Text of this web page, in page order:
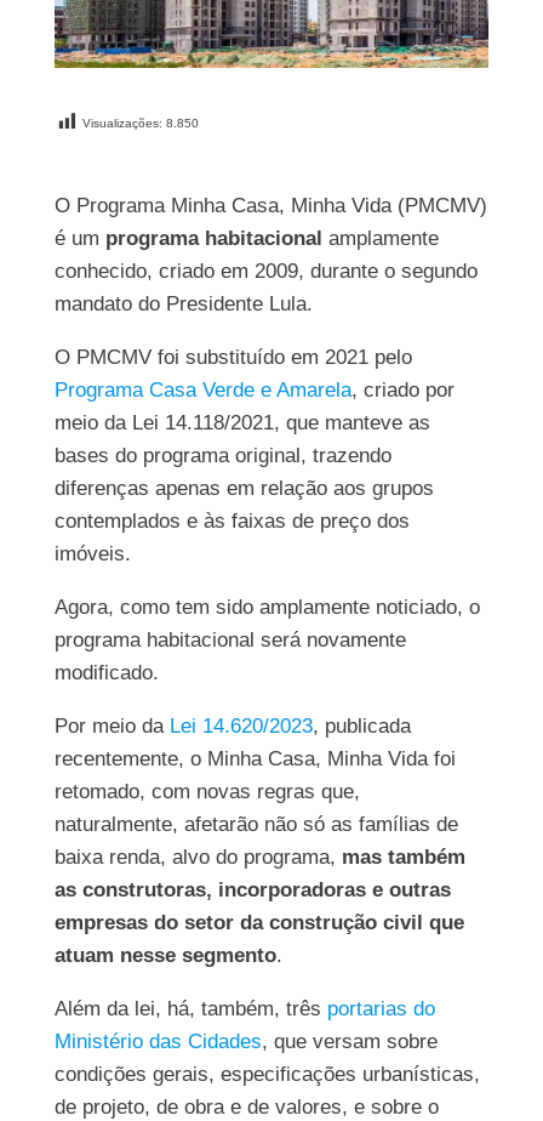
Visualizações: 8.850
O Programa Minha Casa, Minha Vida (PMCMV)
é um programa habitacional amplamente
conhecido, criado em 2009, durante o segundo
mandato do Presidente Lula.
O PMCMV foi substituído em 2021 pelo
Programa Casa Verde e Amarela, criado por
meio da Lei 14.118/2021, que manteve as
bases do programa original, trazendo
diferenças apenas em relação aos grupos
contemplados e às faixas de preço dos
imóveis.
Agora, como tem sido amplamente noticiado, o
programa habitacional será novamente
modificado.
Por meio da Lei 14.620/2023, publicada
recentemente, o Minha Casa, Minha Vida foi
retomado, com novas regras que,
naturalmente, afetarão não só as famílias de
baixa renda, alvo do programa, mas também
as construtoras, incorporadoras e outras
empresas do setor da construção civil que
atuam nesse segmento.
Além da lei, há, também, três portarias do
Ministério das Cidades, que versam sobre
condições gerais, especificações urbanísticas,
de projeto, de obra e de valores, e sobre o